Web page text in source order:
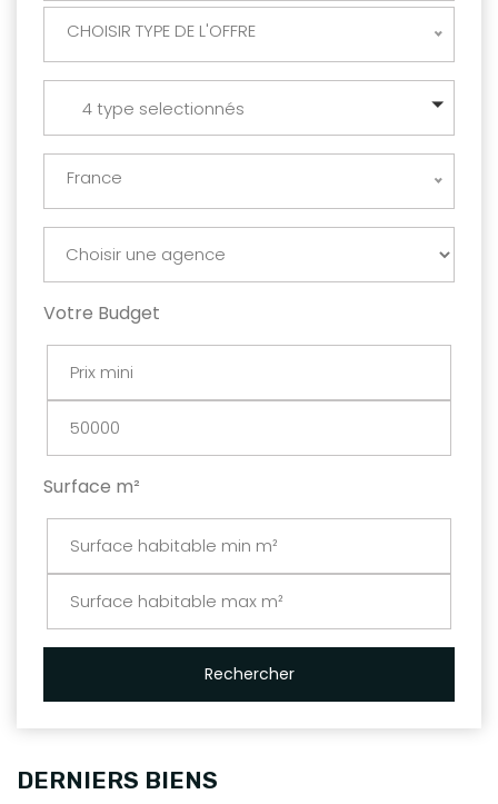
CHOISIR TYPE DE L'OFFRE
4 type selectionnés
France
Votre Budget
Surface m²
Rechercher
DERNIERS BIENS